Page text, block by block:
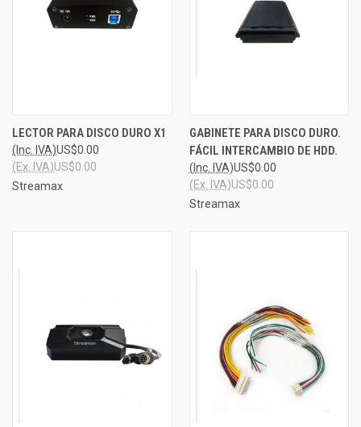
LECTOR PARA DISCO DURO X1
US$0.00
(Inc. IVA)
US$0.00
(Ex. IVA)
Streamax
GABINETE PARA DISCO DURO.
FÁCIL INTERCAMBIO DE HDD.
US$0.00
(Inc. IVA)
US$0.00
(Ex. IVA)
Streamax